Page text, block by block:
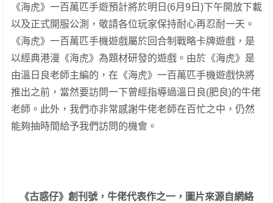
《海虎》一百萬匹手遊預計將於明日(6月9日)下午開放下載
以及正式開服公測，敬請各位玩家保持耐心再忍耐一天。
《海虎》一百萬匹手機遊戲屬於回合制戰略卡牌遊戲，是
以經典港漫《海虎》為題材研發的遊戲。由於《海虎》是
由溫日良老師主編的，在《海虎》一百萬匹手機遊戲快將
推出之前，當然要訪問一下曾經指導過溫日良(肥良)的牛佬
老師。此外，我們亦非常感謝牛佬老師在百忙之中，仍然
能夠抽時間給予我們訪問的機會。
《古惑仔》創刊號，牛佬代表作之一，圖片來源自網絡